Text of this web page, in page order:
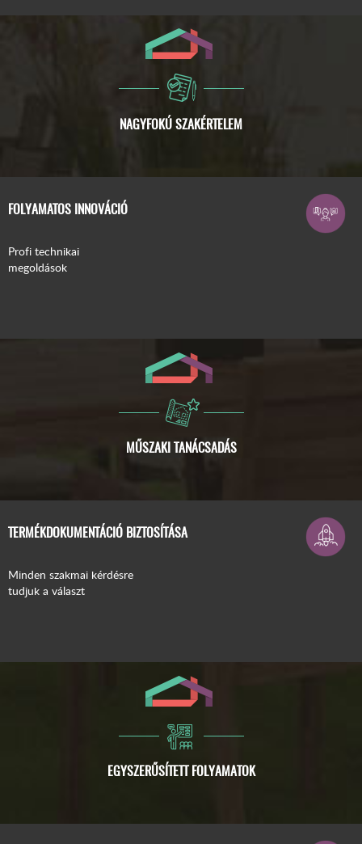
ISMERJE MEG A COMPACFOAM-OT!
FOLYAMATOS INNOVÁCIÓ
Profi technikai
megoldások
TERMÉKDOKUMENTÁCIÓ BIZTOSÍTÁSA
Minden szakmai kérdésre
tudjuk a választ